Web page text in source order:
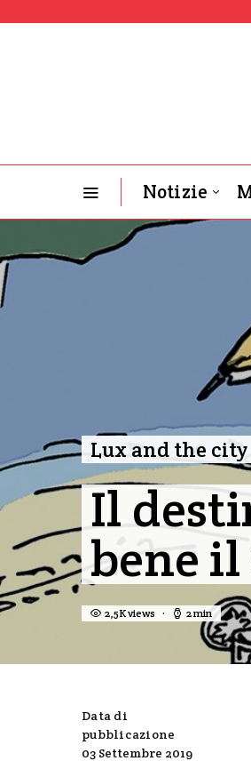
Notizie
Lux and the city
Il
bene
2,5K views 2 min
Data di
pubblicazione
03 Settembre 2019